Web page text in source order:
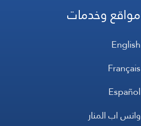
مواقع وخدمات
English
Français
Español
واتس اب المنار